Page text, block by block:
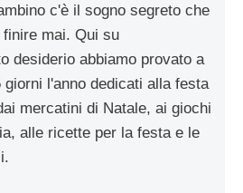
c'è il sogno segreto che
mai. Qui su
desiderio abbiamo provato a
giorni l'anno dedicati alla festa
mercatini di Natale, ai giochi
alle ricette per la festa e le